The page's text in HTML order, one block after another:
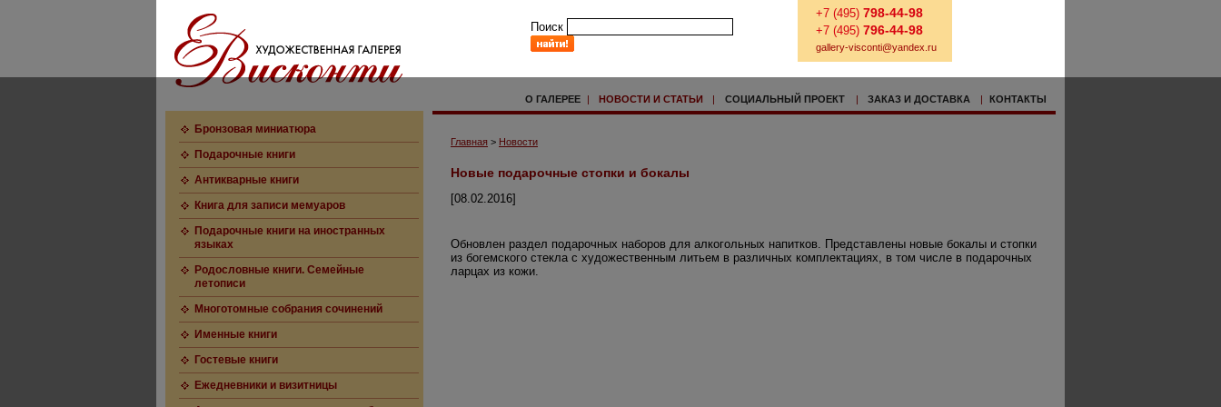
Поиск
+7 (495) 798-44-98
+7 (495) 796-44-98
gallery-visconti@yandex.ru
О ГАЛЕРЕЕ | НОВОСТИ И СТАТЬИ | СОЦИАЛЬНЫЙ ПРОЕКТ | ЗАКАЗ И ДОСТАВКА | КОНТАКТЫ
Бронзовая миниатюра
Подарочные книги
Антикварные книги
Книга для записи мемуаров
Подарочные книги на иностранных
языках
Родословные книги. Семейные
летописи
Многотомные собрания сочинений
Именные книги
Гостевые книги
Ежедневники и визитницы
Главная > Новости
Новые подарочные стопки и бокалы
[08.02.2016]
Обновлен раздел подарочных наборов для алкогольных напитков. Представлены новые бокалы и стопки
из богемского стекла с художественным литьем в различных комплектациях, в том числе в подарочных
ларцах из кожи.